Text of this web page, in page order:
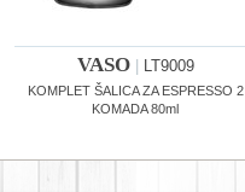
VASO| LT9009
KOMPLET ŠALICA ZA ESPRESSO 2
KOMADA 80ml